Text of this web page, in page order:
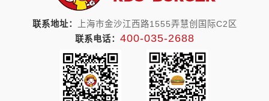
联系地址：
上海市金沙江西路1555弄慧创国际C2区
联系电话： 400-035-2688